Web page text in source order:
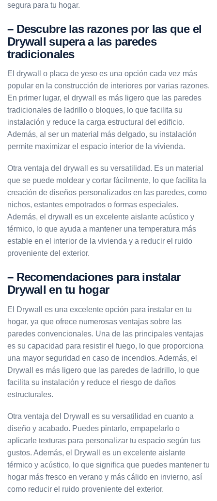
segura para tu hogar.
– Descubre las razones por las que el
Drywall supera a las paredes
tradicionales
El drywall o placa de yeso es una opción cada vez más
popular en la construcción de interiores por varias razones.
En primer lugar, el drywall es más ligero que las paredes
tradicionales de ladrillo o bloques, lo que facilita su
instalación y reduce la carga estructural del edificio.
Además, al ser un material más delgado, su instalación
permite maximizar el espacio interior de la vivienda.
Otra ventaja del drywall es su versatilidad. Es un material
que se puede moldear y cortar fácilmente, lo que facilita la
creación de diseños personalizados en las paredes, como
nichos, estantes empotrados o formas especiales.
Además, el drywall es un excelente aislante acústico y
térmico, lo que ayuda a mantener una temperatura más
estable en el interior de la vivienda y a reducir el ruido
proveniente del exterior.
– Recomendaciones para instalar
Drywall en tu hogar
El Drywall es una excelente opción para instalar en tu
hogar, ya que ofrece numerosas ventajas sobre las
paredes convencionales. Una de las principales ventajas
es su capacidad para resistir el fuego, lo que proporciona
una mayor seguridad en caso de incendios. Además, el
Drywall es más ligero que las paredes de ladrillo, lo que
facilita su instalación y reduce el riesgo de daños
estructurales.
Otra ventaja del Drywall es su versatilidad en cuanto a
diseño y acabado. Puedes pintarlo, empapelarlo o
aplicarle texturas para personalizar tu espacio según tus
gustos. Además, el Drywall es un excelente aislante
térmico y acústico, lo que significa que puedes mantener tu
hogar más fresco en verano y más cálido en invierno, así
como reducir el ruido proveniente del exterior.